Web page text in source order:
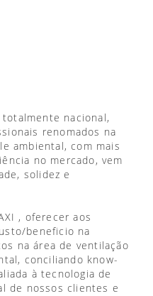
totalmente nacional,
renomados na
ambiental, com mais
no mercado, vem
solidez e
, oferecer aos
beneficio na
na área de ventilação
conciliando know-
à tecnologia de
de nossos clientes e